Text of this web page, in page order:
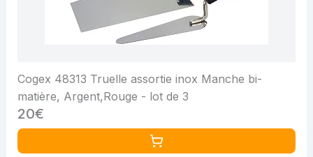
Cogex 48313 Truelle assortie inox Manche bi-
matière, Argent,Rouge - lot de 3
20€